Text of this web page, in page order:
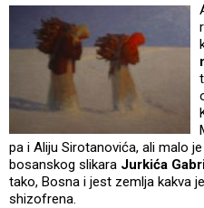
pa i Aliju Sirotanovića, ali malo
bosanskog slikara Jurkića
tako, Bosna i jest zemlja kakva
shizofrena.